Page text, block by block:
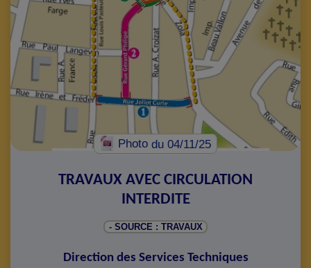
Photodu 04/11/25
TRAVAUX AVEC CIRCULATION
INTERDITE
- SOURCE : TRAVAUX
Direction des Services Techniques